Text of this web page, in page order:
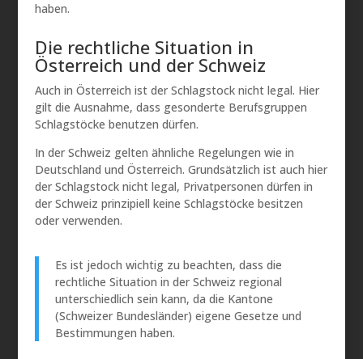
haben.
Die rechtliche Situation in
Österreich und der Schweiz
Auch in Österreich ist der Schlagstock nicht legal. Hier
gilt die Ausnahme, dass gesonderte Berufsgruppen
Schlagstöcke benutzen dürfen.
In der Schweiz gelten ähnliche Regelungen wie in
Deutschland und Österreich. Grundsätzlich ist auch hier
der Schlagstock nicht legal, Privatpersonen dürfen in
der Schweiz prinzipiell keine Schlagstöcke besitzen
oder verwenden.
Es ist jedoch wichtig zu beachten, dass die
rechtliche Situation in der Schweiz regional
unterschiedlich sein kann, da die Kantone
(Schweizer Bundesländer) eigene Gesetze und
Bestimmungen haben.